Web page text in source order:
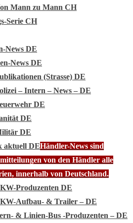
Mann zu Mann CH
Serie CH
News DE
News DE
(Strasse) DE
– Intern – News – DE
DE
DE
DE
aktuell DEHändler-News sind
von den Händler alle
innerhalb von Deutschland.
Produzenten DE
Aufbau- & Trailer – DE
& Linien-Bus -Produzenten – DE